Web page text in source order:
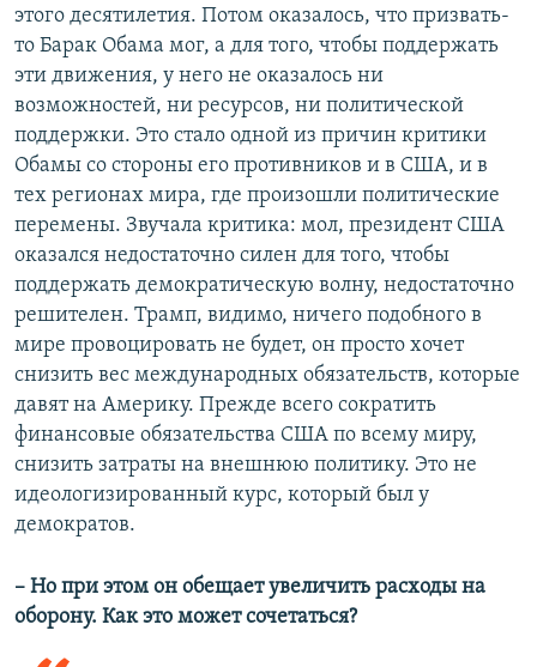
этого десятилетия. Потом оказалось, что призвать-
то Барак Обама мог, а для того, чтобы поддержать
эти движения, у него не оказалось ни
возможностей, ни ресурсов, ни политической
поддержки. Это стало одной из причин критики
Обамы со стороны его противников и в США, и в
тех регионах мира, где произошли политические
перемены. Звучала критика: мол, президент США
оказался недостаточно силен для того, чтобы
поддержать демократическую волну, недостаточно
решителен. Трамп, видимо, ничего подобного в
мире провоцировать не будет, он просто хочет
снизить вес международных обязательств, которые
давят на Америку. Прежде всего сократить
финансовые обязательства США по всему миру,
снизить затраты на внешнюю политику. Это не
идеологизированный курс, который был у
демократов.
– Но при этом он обещает увеличить расходы на
оборону. Как это может сочетаться?